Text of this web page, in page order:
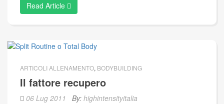
Read Article
ARTICOLI ALLENAMENTO, BODYBUILDING
Il fattore recupero
06 Lug 2011 By: highintensityitalia